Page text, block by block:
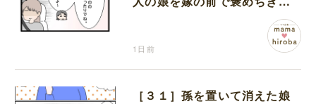
1日前
［３１］孫を置いて消えた娘